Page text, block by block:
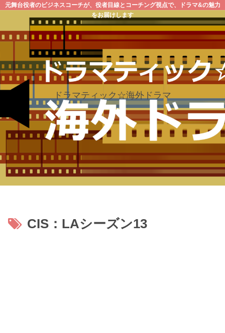
元舞台役者のビジネスコーチが、役者目線とコーチング視点で、ドラマ&の魅力
をお届けします
ドラマティック☆海外ドラマ
CIS：LAシーズン13